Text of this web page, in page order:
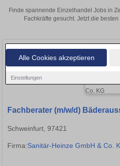
Alle Cookies akzeptieren
Einstellungen
Finde spannende Einzelhandel Jobs in
Fachkräfte gesucht. Jetzt die
Fachberater (m/w/d)
Schweinfurt, 97421
Firma:Sanitär-Heinze GmbH & Co.